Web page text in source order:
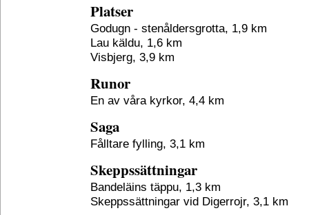
Platser
Godugn - stenåldersgrotta, 1,9 km
Lau käldu, 1,6 km
Visbjerg, 3,9 km
Runor
En av våra kyrkor, 4,4 km
Saga
Fålltare fylling, 3,1 km
Skeppssättningar
Bandeläins täppu, 1,3 km
Skeppssättningar vid Digerrojr, 3,1 km